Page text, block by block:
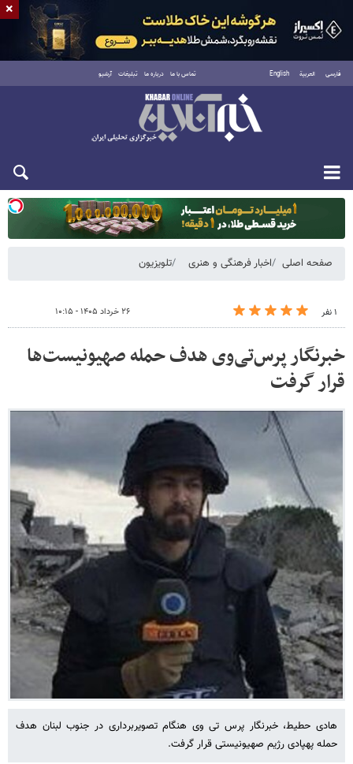
فارسی العربية English تماس با ما درباره ما تبلیغات آرشیو
دوشنبه ۱۹ مرداد ۱۴۰۵
صفحه اصلی اخبار فرهنگی و هنری تلویزیون
۱ نفر ۲۶ خرداد ۱۴۰۵ - ۱۰:۱۵
خبرنگار پرس‌تی‌وی هدف حمله صهیونیست‌ها
قرار گرفت
هادی حطیط، خبرنگار پرس تی وی هنگام تصویربرداری در جنوب لبنان هدف
حمله پهپادی رژیم صهیونیستی قرار گرفت.
×